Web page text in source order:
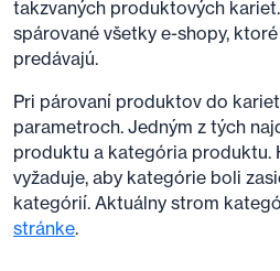
takzvaných produktových
spárované všetky e-shopy,
predávajú.
Pri párovaní produktov do
parametroch. Jedným z tých
produktu a kategória produktu.
vyžaduje, aby kategórie boli
kategórií. Aktuálny strom
stránke.